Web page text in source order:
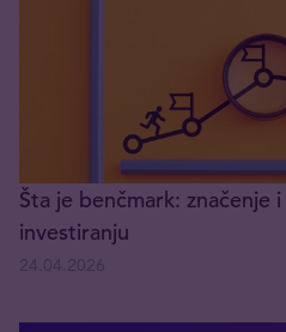
Šta je benčmark: značenje
investiranju